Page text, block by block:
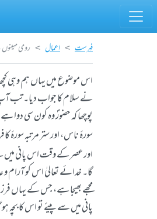
فہرست اعمال رومی
اس موضوع میں یہاں ہم وہی
نے سلام کا جواب دیا۔ تب آپ
پوچھا کہ حضورؐ وہ کون سی دوا
سورۂ ناس، اور ستر مرتبہ سورۂ
اور عصر کے وقت اس پانی میں
گا۔ خدائے تعالیٰ اس کو آرام
مجھے بھیجا ہے، جس کے یہاں
پانی میں سے پیئے تو اس کا بچہ